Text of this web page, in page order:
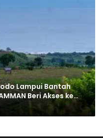
Lampui Bantah
Beri Akses ke